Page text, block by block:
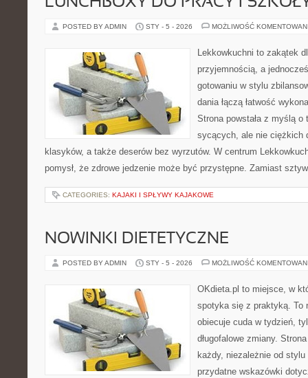
POSTED BY ADMIN STY - 5 - 2026 MOŻLIWOŚĆ
Lekkowkuchni to zakątek
przyjemnością, a
gotowaniu w stylu
dania łączą łatwość
Strona powstała z myślą
sycących, ale nie ciężkich
klasyków, a także deserów bez wyrzutów. W centrum
pomysł, że zdrowe jedzenie może być przystępne. Zamiast
CATEGORIES: KAJAKI I SPŁYWY KAJAKOWE
NOWINKI DIETETYCZNE
POSTED BY ADMIN STY - 5 - 2026 MOŻLIWOŚĆ
OKdieta.pl to miejsce, w
spotyka się z praktyką. To
obiecuje cuda w tydzień,
długofalowe zmiany.
każdy, niezależnie od
przydatne wskazówki